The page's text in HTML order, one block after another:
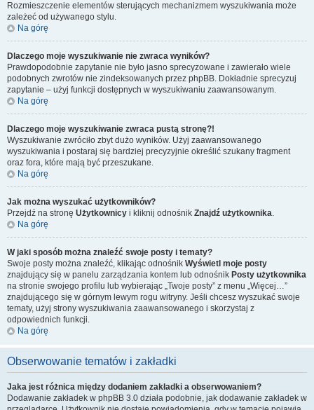
Rozmieszczenie elementów sterujących mechanizmem wyszukiwania może
zależeć od używanego stylu.
Na górę
Dlaczego moje wyszukiwanie nie zwraca wyników?
Prawdopodobnie zapytanie nie było jasno sprecyzowane i zawierało wiele
podobnych zwrotów nie zindeksowanych przez phpBB. Dokładnie sprecyzuj
zapytanie – użyj funkcji dostępnych w wyszukiwaniu zaawansowanym.
Na górę
Dlaczego moje wyszukiwanie zwraca pustą stronę?!
Wyszukiwanie zwróciło zbyt dużo wyników. Użyj zaawansowanego
wyszukiwania i postaraj się bardziej precyzyjnie określić szukany fragment
oraz fora, które mają być przeszukane.
Na górę
Jak można wyszukać użytkowników?
Przejdź na stronę Użytkownicy i kliknij odnośnik Znajdź użytkownika.
Na górę
W jaki sposób można znaleźć swoje posty i tematy?
Swoje posty można znaleźć, klikając odnośnik Wyświetl moje posty
znajdujący się w panelu zarządzania kontem lub odnośnik Posty użytkownika
na stronie swojego profilu lub wybierając „Twoje posty” z menu „Więcej…”
znajdującego się w górnym lewym rogu witryny. Jeśli chcesz wyszukać swoje
tematy, użyj strony wyszukiwania zaawansowanego i skorzystaj z
odpowiednich funkcji.
Na górę
Obserwowanie tematów i zakładki
Jaka jest różnica między dodaniem zakładki a obserwowaniem?
Dodawanie zakładek w phpBB 3.0 działa podobnie, jak dodawanie zakładek w